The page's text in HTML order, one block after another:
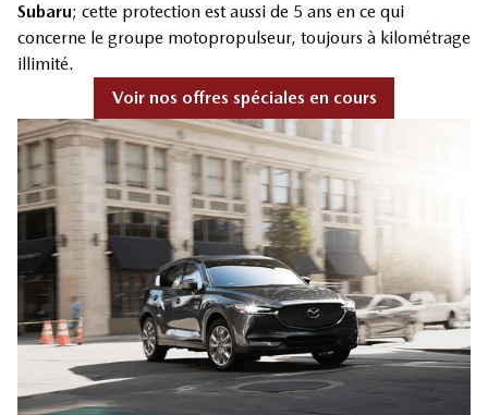
Subaru; cette protection est aussi de 5 ans en ce qui
concerne le groupe motopropulseur, toujours à kilométrage
illimité.
Voir nos offres spéciales en cours